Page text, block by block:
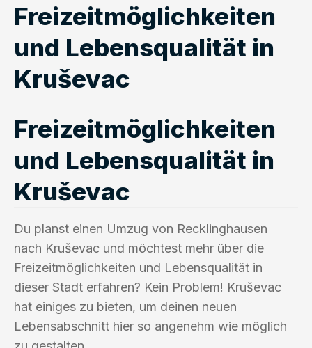
Freizeitmöglichkeiten
und Lebensqualität in
Kruševac
Freizeitmöglichkeiten
und Lebensqualität in
Kruševac
Du planst einen Umzug von Recklinghausen
nach Kruševac und möchtest mehr über die
Freizeitmöglichkeiten und Lebensqualität in
dieser Stadt erfahren? Kein Problem! Kruševac
hat einiges zu bieten, um deinen neuen
Lebensabschnitt hier so angenehm wie möglich